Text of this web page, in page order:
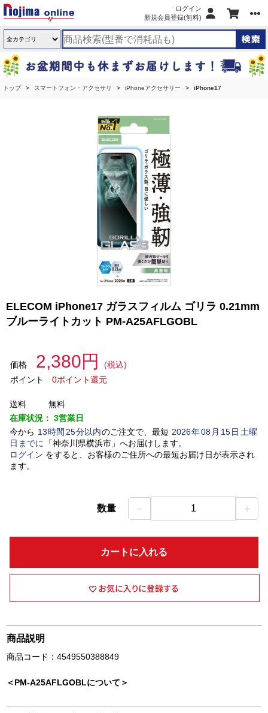
ログイン
新規会員登録(無料)
トップ スマートフォン・アクセサリ iPhoneアクセサリー iPhone17
ELECOM iPhone17 ガラスフィルム ゴリラ 0.21mm
ブルーライトカット PM-A25AFLGOBL
価格 2,380円
(税込)
ポイント
0ポイント還元
送料
無料
在庫状況： 3営業日
今から 13時間 25分以内のご注文で、最短 2026年08 月 15日土曜
日 までに 「神奈川県横浜市」 へお届けします。
ログイン をすると、お客様のご住所への最短お届け日が表示され
ます。
数量 － 1 ＋
カートに入れる
商品説明
商品コード：4549550388849
＜PM-A25AFLGOBLについて＞